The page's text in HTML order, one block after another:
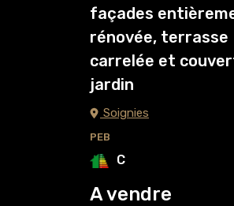
façades
rénovée, terrasse
carrelée et
jardin
Soignies
PEB
C
A vendre